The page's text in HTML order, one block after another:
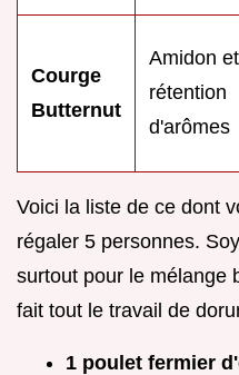
Courge
Butternut
Amidon et
rétention
d'arômes
Voici la liste de ce dont
régaler 5 personnes.
surtout pour le mélange
fait tout le travail de
1 poulet fermier